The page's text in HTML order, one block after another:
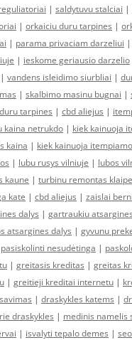
| saldytuvu stalciai |
| orkaiciu duru tarpines |
| parama privaciam darzeliui |
| ieskome geriausio darzelio
| vandens isleidimo siurbliai |
| skalbimo masinu bugnai |
duru tarpines | cbd aliejus |
kaina netrukdo | kiek kainuoja
kaina | kiek kainuoja
| lubu rusys vilniuje | lubos
kaune | turbinu remontas
kate | cbd aliejus | zaislai
dalys | gartraukiu
atsargines dalys | gyvunu
pasiskolinti nesudėtinga |
| greitasis kreditas | greitas
| greitieji kreditai internetu |
| draskykles katems |
draskykles | medinis namelis
| isvalyti tepalo demes |